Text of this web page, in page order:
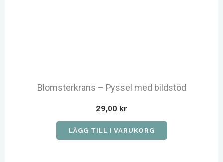
Blomsterkrans – Pyssel med bildstöd
29,00 kr
LÄGG TILL I VARUKORG